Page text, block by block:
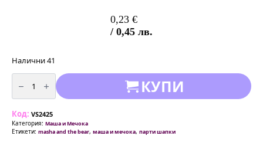
0,23 €
/ 0,45 лв.
Налични 41
количество
за
Парти
шапки
и
Мечока"
(Masha
and
КУПИ
Код: VS2425
Категория: Маша и Мечока
Етикети: masha and the bear, маша и мечока, парти шапки